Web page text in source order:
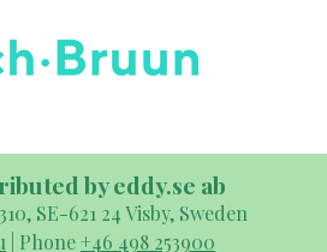
by eddy.se ab
SE-621 24 Visby, Sweden
| Phone+46 498 253900